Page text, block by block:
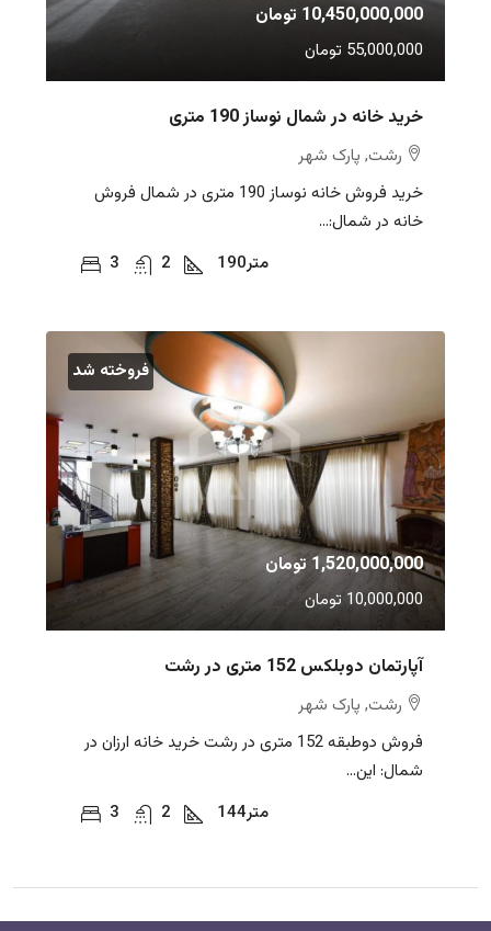
10,450,000,000 تومان
55,000,000 تومان
خرید خانه در شمال نوساز 190 متری
رشت, پارک شهر
خرید فروش خانه نوساز 190 متری در شمال فروش
خانه در شمال:...
3
2 190متر
فروخته شد
1,520,000,000 تومان
10,000,000 تومان
آپارتمان دوبلکس 152 متری در رشت
رشت, پارک شهر
فروش دوطبقه 152 متری در رشت خرید خانه ارزان در
شمال: این...
3
2 144متر